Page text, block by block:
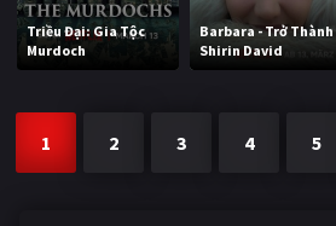
Triều Đại: Gia Tộc
Murdoch
Barbara - Trở Thành
Shirin David
1 2 3 4 5